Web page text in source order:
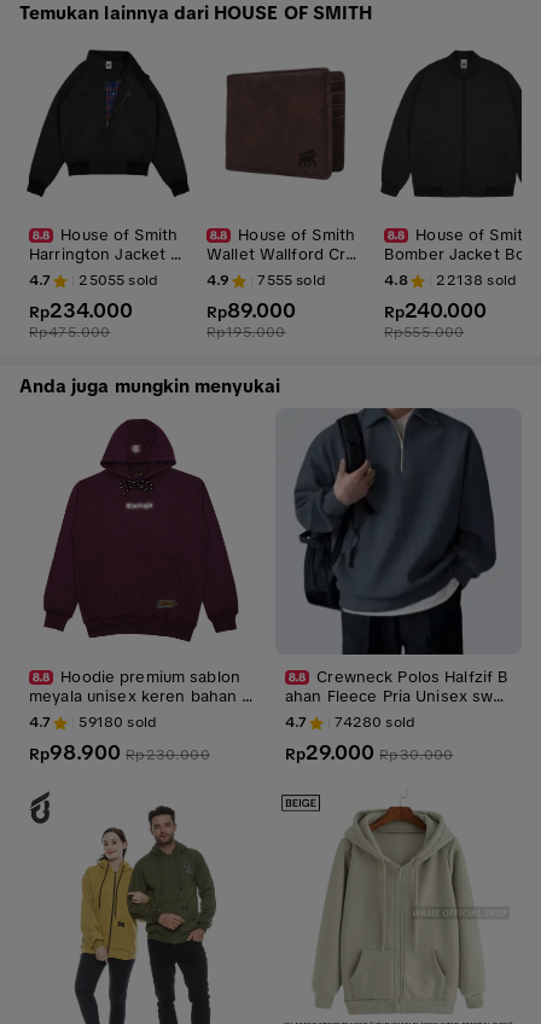
Temukan lainnya dari HOUSE OF SMITH
House of Smith
Harrington Jacket H
angor Black #6 - Ja
ket Harrington Pria
Hitam
4.7 25055sold
Rp234.000
Rp475.000
House of Smith
Wallet Wallford Craz
o Brown #4 - Domp
et Pria
4.9 7555sold
Rp89.000
Rp195.000
House of Smith
Bomber Jacket Bom
ith Black #3 - Jaket
4.8 22138 sold
Rp240.000
Rp555.000
Anda juga mungkin menyukai
Hoodie premium sablon
meyala unisex keren bahan fl
acee tebal Pria Wanita Oversi
4.7 59180 sold
Rp98.900 Rp230.000
Crewneck Polos Halfzif B
ahan Fleece Pria Unisex swea
ter Dewasa
4.7 74280 sold
Rp29.000 Rp30.000